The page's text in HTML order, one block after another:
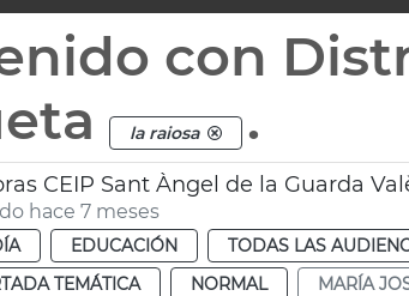
con
la raiosa .
CEIP Sant Àngel de la Guarda
hace 7 meses
EDUCACIÓN TODAS LAS
TEMÁTICA
NORMAL MARÍA